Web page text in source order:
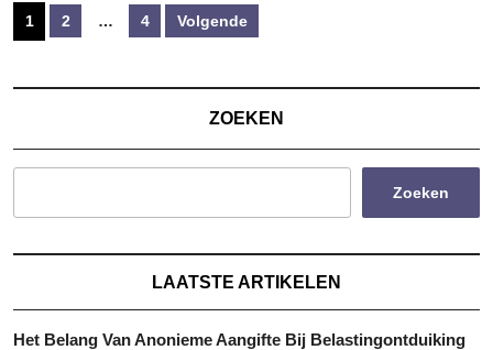
Berichten
paginering
1 2 … 4 Volgende
ZOEKEN
Zoeken
LAATSTE ARTIKELEN
Het Belang Van Anonieme Aangifte Bij Belastingontduiking